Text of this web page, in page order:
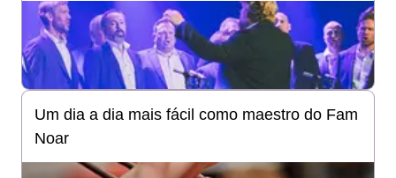
Um dia a dia mais fácil como maestro do Fam
Noar